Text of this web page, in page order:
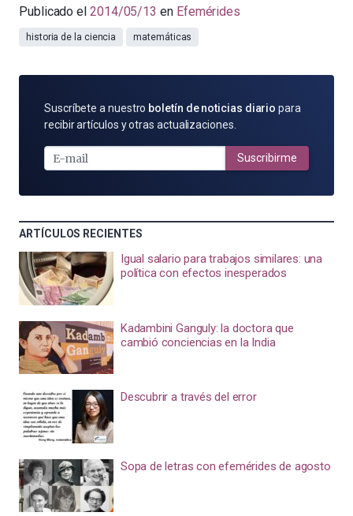
Publicado el 2014/05/13 en Efemérides
historia de la ciencia matemáticas
SUSCRÍBETE
POR
MAIL
Suscríbete a nuestro boletín de noticias diario para
recibir artículos y otras actualizaciones.
Suscribirme
ARTÍCULOS RECIENTES
Igual salario para trabajos similares: una
política con efectos inesperados
Kadambini Ganguly: la doctora que
cambió conciencias en la India
Descubrir a través del error
Sopa de letras con efemérides de agosto